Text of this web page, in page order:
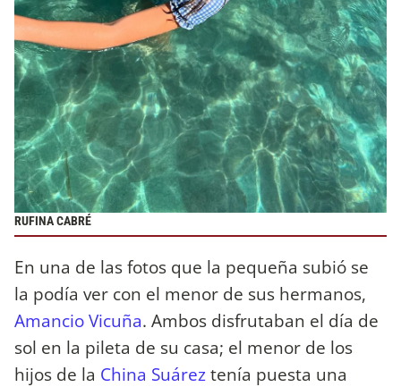
RUFINA CABRÉ
En una de las fotos que la pequeña subió se
la podía ver con el menor de sus hermanos,
Amancio Vicuña. Ambos disfrutaban el día de
sol en la pileta de su casa; el menor de los
hijos de la China Suáreztenía puesta una